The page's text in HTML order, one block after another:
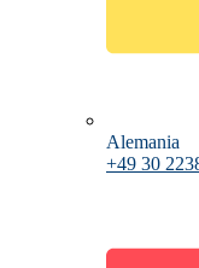
Alemania
+49 30